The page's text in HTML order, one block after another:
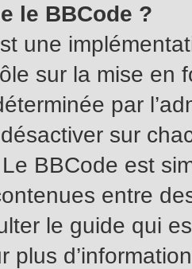
le BBCode ?
une
sur la mise en
par
sur
BBCode est
entre
le guide qui
plus